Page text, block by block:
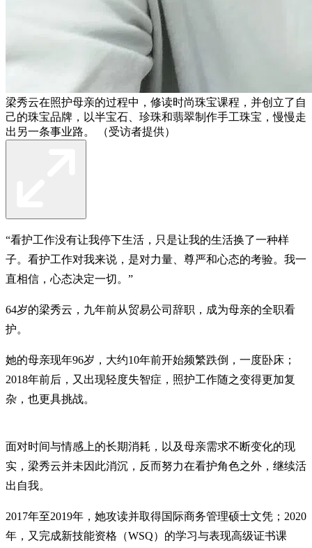
梁秀云在照护母亲的过程中，修读时尚珠宝课程，并创立了自
己的珠宝品牌，以半宝石、珍珠和翡翠制作手工珠宝，慢慢走
出另一条事业路。 （受访者提供）
“看护工作没有让我停下生活，只是让我的生活换了一种样
子。看护工作对我来说，是对力量、尊严和心态的考验。我一
直相信，心态决定一切。”
64岁的梁秀云，九年前从贸易公司辞职，成为母亲的全职看
护。
她的母亲现年96岁，大约10年前开始频繁跌倒，一度卧床；
2018年前后，又出现轻度失智症，照护工作随之变得更加复
杂，也更具挑战。
面对时间与情感上的长期消耗，以及母亲需求不断变化的现
实，梁秀云并未因此消沉，反而努力在看护角色之外，继续活
出自我。
2017年至2019年，她攻读并取得国际商务管理硕士文凭；2020
年，又完成新技能资格（WSQ）的学习与表现高级证书课